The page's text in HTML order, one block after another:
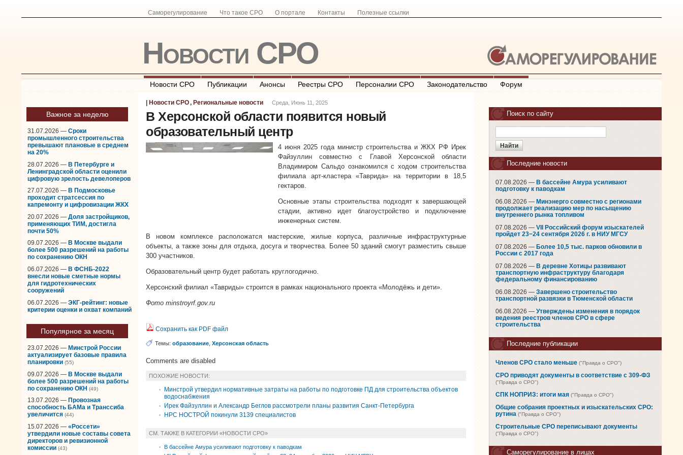
Саморегулирование Что такое СРО О портале Контакты Полезные ссылки
Новости СРО
Новости СРО Публикации Анонсы Реестры СРО Персоналии СРО Законодательство Форум
Важное за неделю
31.07.2026 — Сроки
промышленного строительства
превышают плановые в среднем
на 20%
28.07.2026 — В Петербурге и
Ленинградской области оценили
цифровую зрелость девелоперов
27.07.2026 — В Подмосковье
проходит стратсессия по
капремонту и цифровизации ЖКХ
20.07.2026 — Доля застройщиков,
применяющих ТИМ, достигла
почти 50%
09.07.2026 — В Москве выдали
более 500 разрешений на работы
по сохранению ОКН
06.07.2026 — В ФСНБ-2022
внесли новые сметные нормы
для гидротехнических
сооружений
06.07.2026 — ЭКГ-рейтинг: новые
критерии оценки и охват компаний
Популярное за месяц
23.07.2026 — Минстрой России
актуализирует базовые правила
планировки (55)
09.07.2026 — В Москве выдали
более 500 разрешений на работы
по сохранению ОКН (49)
13.07.2026 — Провозная
способность БАМа и Транссиба
увеличится (44)
15.07.2026 — «Россети»
утвердили новые составы совета
директоров и ревизионной
комиссии (43)
Новости СРО, Региональные новости Среда, Июнь 11, 2025
В Херсонской области появится новый
образовательный центр
4 июня 2025 года министр строительства и ЖКХ РФ Ирек
Файзуллин совместно с Главой Херсонской области
Владимиром Сальдо ознакомился с ходом строительства
филиала арт-кластера «Таврида» на территории в 18,5
гектаров.
Основные этапы строительства подходят к завершающей
стадии, активно идет благоустройство и подключение
инженерных систем.
В новом комплексе расположатся мастерские, жилые корпуса, различные инфраструктурные
объекты, а также зоны для отдыха, досуга и творчества. Более 50 зданий смогут разместить свыше
300 участников.
Образовательный центр будет работать круглогодично.
Херсонский филиал «Тавриды» строится в рамках национального проекта «Молодёжь и дети».
Фото minstroyrf.gov.ru
Сохранить как PDF файл
Темы: образование Херсонская область
Comments are disabled
ПОХОЖИЕ НОВОСТИ:
Минстрой утвердил нормативные затраты на работы по подготовке ПД для строительства объектов
водоснабжения
Ирек Файзуллин и Александр Беглов рассмотрели планы развития Санкт-Петербурга
НРС НОСТРОЙ покинули 3139 специалистов
СМ. ТАКЖЕ В КАТЕГОРИИ «НОВОСТИ СРО»
В бассейне Амура усиливают подготовку к паводкам
Поиск по сайту
Последние новости
07.08.2026 — В бассейне Амура усиливают
подготовку к паводкам
06.08.2026 — Минэнерго совместно с регионами
продолжает реализацию мер по насыщению
внутреннего рынка топливом
07.08.2026 — VII Российский форум изыскателей
пройдет 23−24 сентября 2026 г. в НИУ МГСУ
07.08.2026 — Более 10,5 тыс. парков обновили в
России с 2017 года
07.08.2026 — В деревне Хотицы развивают
транспортную инфраструктуру благодаря
федеральному финансированию
06.08.2026 — Завершено строительство
транспортной развязки в Тюменской области
06.08.2026 — Утверждены изменения в порядок
ведения реестров членов СРО в сфере
строительства
Последние публикации
Членов СРО стало меньше ("Правда о СРО")
СРО приводят документы в соответствие с 309-ФЗ
("Правда о СРО")
СПК НОПРИЗ: итоги мая ("Правда о СРО")
Общие собрания проектных и изыскательских СРО:
рутина ("Правда о СРО")
Строительные СРО переписывают документы
("Правда о СРО")
Саморегулирование в лицах